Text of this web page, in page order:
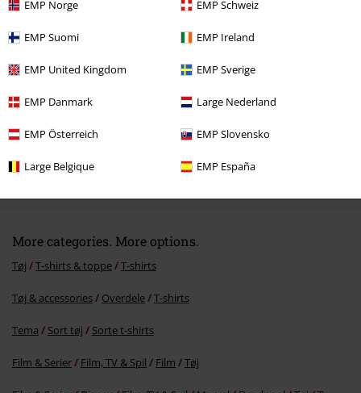
EMP Norge EMP Schweiz
EMP Suomi EMP Ireland
EMP United Kingdom EMP Sverige
EMP Danmark Large Nederland
EMP Österreich EMP Slovensko
Large Belgique EMP España
MSRPkr 199.95
More categories. More options.
Tøj T-shirts & toppe T-shirts
Tøj & accessories Overdele T-shirts
Tema Sort tøj Sorte t-shirts
Film & Serier Film, TV & Spil Film Tøj